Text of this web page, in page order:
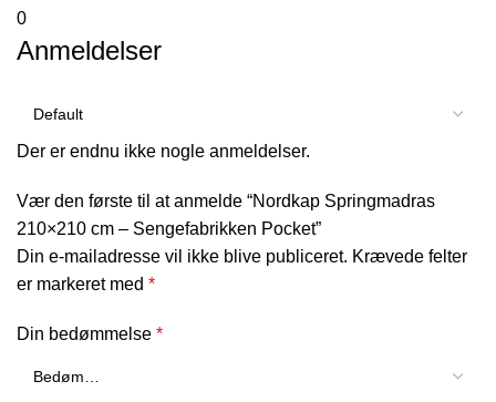
0
Anmeldelser
Der er endnu ikke nogle anmeldelser.
Vær den første til at anmelde “Nordkap Springmadras
210×210 cm – Sengefabrikken Pocket”
Din e-mailadresse vil ikke blive publiceret. Krævede felter
er markeret med *
Din bedømmelse *